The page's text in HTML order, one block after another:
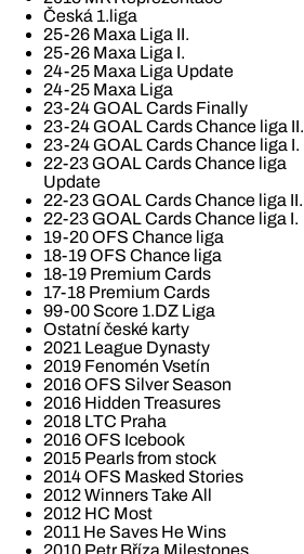
Česká 1.liga
25-26 Maxa Liga II.
25-26 Maxa Liga I.
24-25 Maxa Liga Update
24-25 Maxa Liga
23-24 GOAL Cards Finally
23-24 GOAL Cards Chance liga II.
23-24 GOAL Cards Chance liga I.
22-23 GOAL Cards Chance liga
Update
22-23 GOAL Cards Chance liga II.
22-23 GOAL Cards Chance liga I.
19-20 OFS Chance liga
18-19 OFS Chance liga
18-19 Premium Cards
17-18 Premium Cards
99-00 Score 1.DZ Liga
Ostatní české karty
2021 League Dynasty
2019 Fenomén Vsetín
2016 OFS Silver Season
2016 Hidden Treasures
2018 LTC Praha
2016 OFS Icebook
2015 Pearls from stock
2014 OFS Masked Stories
2012 Winners Take All
2012 HC Most
2011 He Saves He Wins
2010 Petr Bříza Milestones